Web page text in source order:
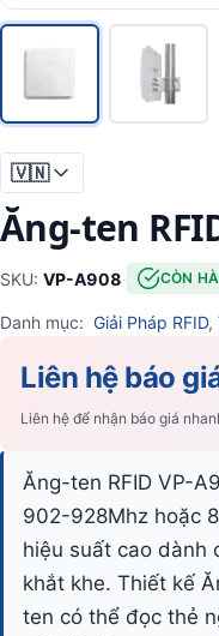
🇻🇳
Ăng-ten
SKU: VP-A908· CÒN
Danh mục: Giải Pháp RFID,
Liên hệ báo
Liên hệ để nhận báo giá
Ăng-ten RFID VP-
902-928Mhz hoặc
hiệu suất cao dành
khắt khe. Thiết kế
ten có thể đọc thẻ